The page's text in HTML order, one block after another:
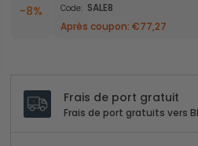
-8%
Code: SALE8
Après coupon: €77,27
Frais de port gratuit
Frais de port gratuits vers